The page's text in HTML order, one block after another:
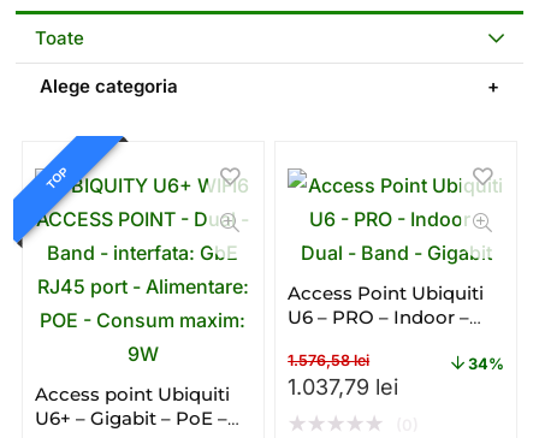
Toate
Alege categoria
TOP
Access point Ubiquiti
U6+ – Gigabit – PoE –
Access Point Ubiquiti
U6 – PRO – Indoor –
1.576,58lei
Prețul inițial a fost:
1.037,79 leiPrețul curent
34%
★★★★★